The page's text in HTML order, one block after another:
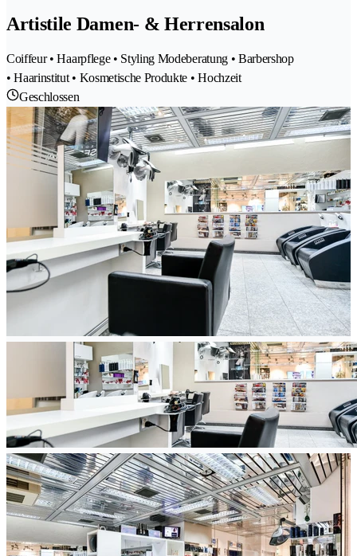
Artistile Damen- & Herrensalon
Coiffeur • Haarpflege • Styling Modeberatung • Barbershop
• Haarinstitut • Kosmetische Produkte • Hochzeit
Geschlossen